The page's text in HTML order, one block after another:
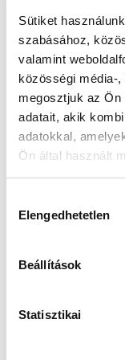
Sütiket
szabásához,
valamint
közösségi média-
megosztjuk az Ön
adatait, akik
adatokkal,
Ön által használt
kiválasztása
Elengedhetetlen
Beállítások
Statisztikai
Guess
Női Fülbevaló -
Értéke: 13 990
Válassz egyet, majd
Kapcsolodó